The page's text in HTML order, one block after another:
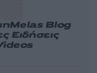
Melas Blog
Ειδήσεις